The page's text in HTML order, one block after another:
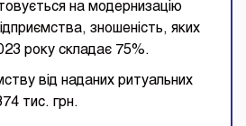
на модернизацію
зношеність, яких
року складає 75%.
від наданих ритуальних
тис. грн.